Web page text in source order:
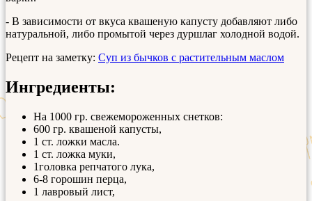
- В зависимости от вкуса квашеную капусту добавляют либо
натуральной, либо промытой через дуршлаг холодной водой.
Рецепт на заметку: Суп из бычков с растительным маслом
Ингредиенты:
На 1000 гр. свежемороженных снетков:
600 гр. квашеной капусты,
1 ст. ложки масла.
1 ст. ложка муки,
1головка репчатого лука,
6-8 горошин перца,
1 лавровый лист,